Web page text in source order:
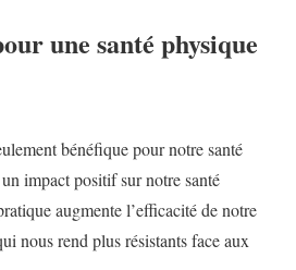
une santé physique
bénéfique pour notre santé
impact positif sur notre santé
augmente l’efficacité de notre
nous rend plus résistants face aux